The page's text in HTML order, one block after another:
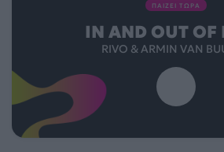
ΠΑΙΖΕΙ ΤΩΡΑ
IN AND OUT OF
RIVO & ARMIN VAN